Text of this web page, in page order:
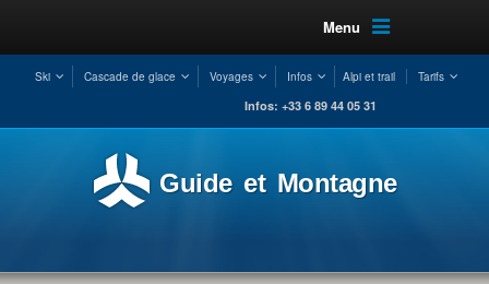
Menu
Ski Cascade de glace Voyages Infos Alpi et trail Tarifs
Infos: +33 6 89 44 05 31
Guide et Montagne